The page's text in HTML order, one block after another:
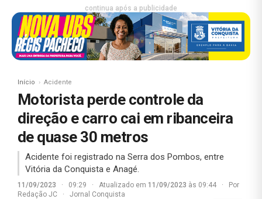
continua após a publicidade
Início Acidente
Motorista perde controle da
direção e carro cai em ribanceira
de quase 30 metros
Acidente foi registrado na Serra dos Pombos, entre
Vitória da Conquista e Anagé.
11/09/2023 · 09:29 · Atualizado em 11/09/2023 às 09:44 ·
Por
Redação JC
· Jornal Conquista